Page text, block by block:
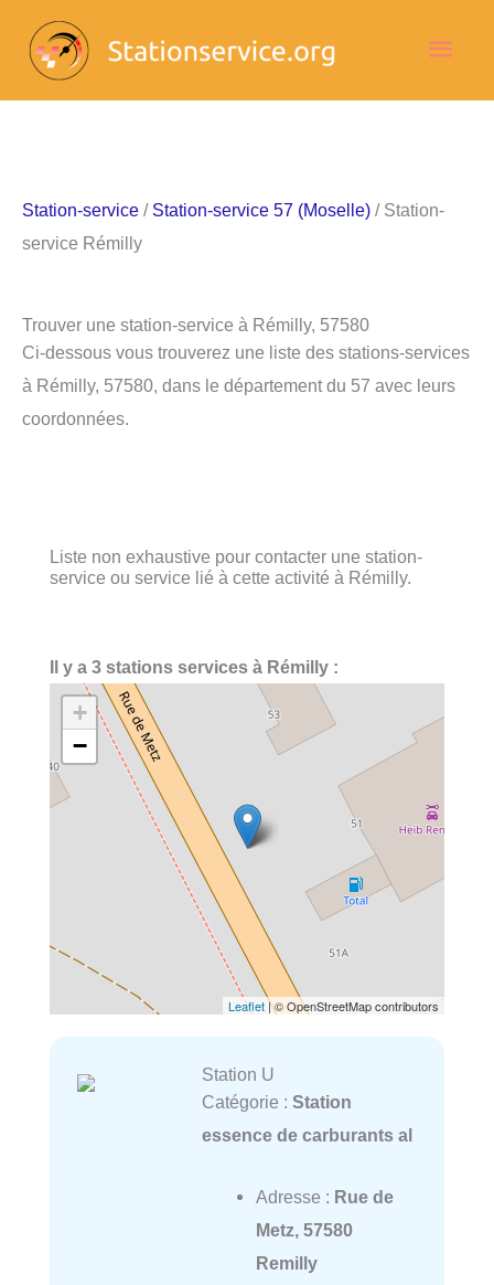
contenu
Station-service / Station-service 57 (Moselle) / Station-
service Rémilly
Trouver une station-service à Rémilly, 57580
Ci-dessous vous trouverez une liste des stations-services
à Rémilly, 57580, dans le département du 57 avec leurs
coordonnées.
Liste non exhaustive pour contacter une station-
service ou service lié à cette activité à Rémilly.
Il y a 3 stations services à Rémilly :
+
−
Leaflet| © OpenStreetMap contributors
Station U
Catégorie : Station
essence de carburants al
Adresse : Rue de
Metz, 57580
Remilly